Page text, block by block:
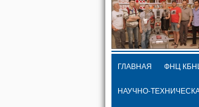
ГЛАВНАЯ ФНЦ
НАУЧНО-